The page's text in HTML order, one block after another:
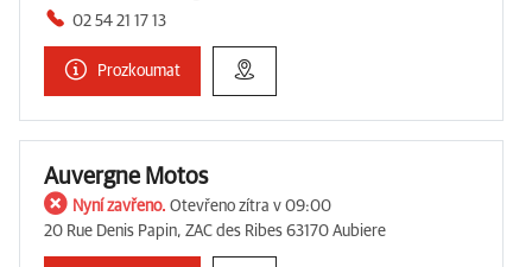
02 54 21 17 13
Prozkoumat
Auvergne Motos
Nyní zavřeno. Otevřeno zítra v 09:00
20 Rue Denis Papin, ZAC des Ribes 63170 Aubiere